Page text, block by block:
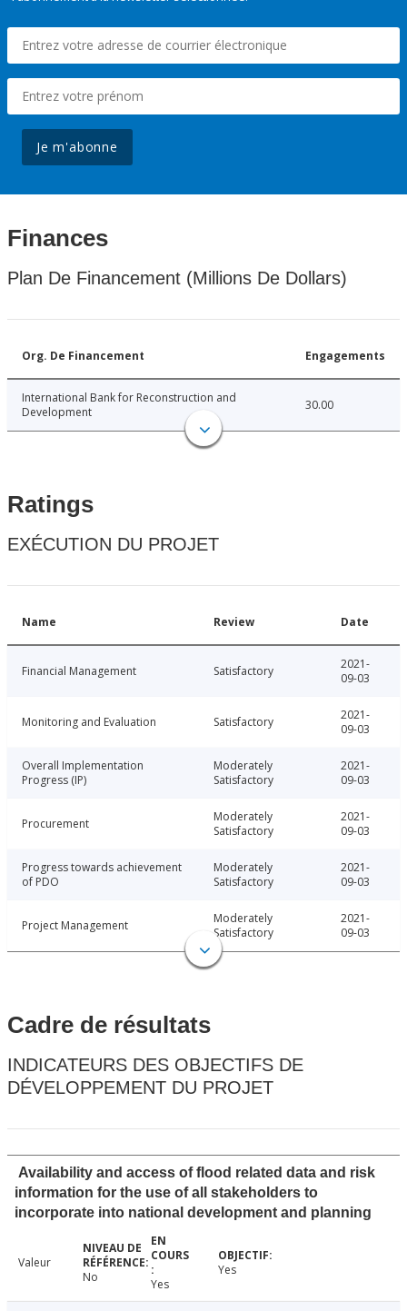
Je m'abonne
Finances
Plan De Financement (Millions De Dollars)
Org. De Financement Engagements
International Bank for Reconstruction and
Development
30.00
Ratings
EXÉCUTION DU PROJET
Name Review Date
Financial Management Satisfactory
2021-
09-03
Monitoring and Evaluation Satisfactory
2021-
09-03
Overall Implementation
Progress (IP)
Moderately
Satisfactory
2021-
09-03
Procurement
Moderately
Satisfactory
2021-
09-03
Progress towards achievement
of PDO
Moderately
Satisfactory
2021-
09-03
Project Management
Moderately
Satisfactory
2021-
09-03
Cadre de résultats
INDICATEURS DES OBJECTIFS DE
DÉVELOPPEMENT DU PROJET
Availability and access of flood related data and risk
information for the use of all stakeholders to
incorporate into national development and planning
Valeur
No
Yes
Yes